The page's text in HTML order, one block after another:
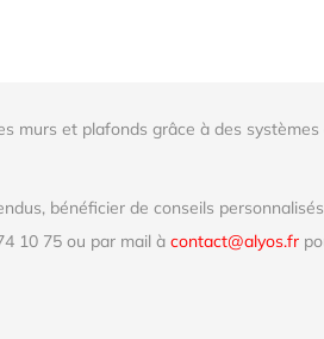
murs et plafonds grâce à des systèmes
bénéficier de conseils
10 75 ou par mail à contact@alyos.fr